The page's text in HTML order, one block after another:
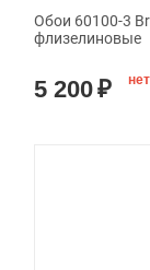
Обои 60100-3
флизелиновые
5 200₽